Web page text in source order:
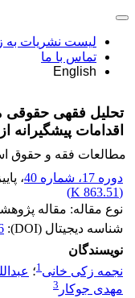
لیست نشریات به
تماس با ما
English
تحلیل فقهی حقوقی
اقدامات پیشگیرانه
مطالعات فقه و حقوق
دوره 17، شماره 40
، پاییز
(
863.51 K
)
نوع مقاله: مقاله
شناسه دیجیتال (DOI):
نویسندگان
نجمه زکی خانی1؛
مهدی جوکار 3